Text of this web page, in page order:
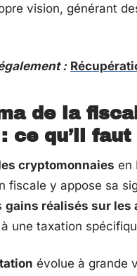
vision, générant
:
de la
: ce qu’il
cryptomonnaies en
fiscale y appose sa
gains réalisés sur les
une taxation
évolue à grande